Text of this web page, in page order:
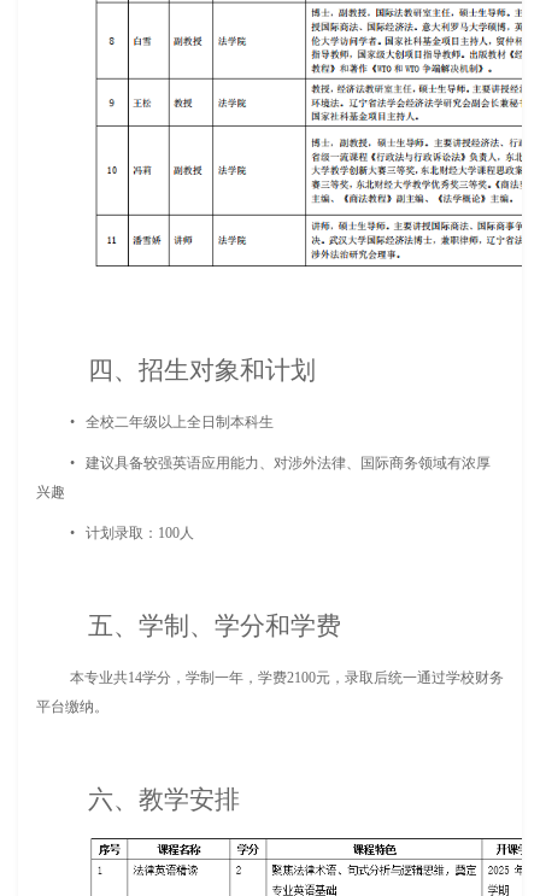
四、招生对象和计划
• 全校二年级以上全日制本科生
• 建议具备较强英语应用能力、对涉外法律、国际商务领域有浓厚
兴趣
• 计划录取：100人
五、学制、学分和学费
本专业共14学分，学制一年，学费2100元，录取后统一通过学校财务
平台缴纳。
六、教学安排